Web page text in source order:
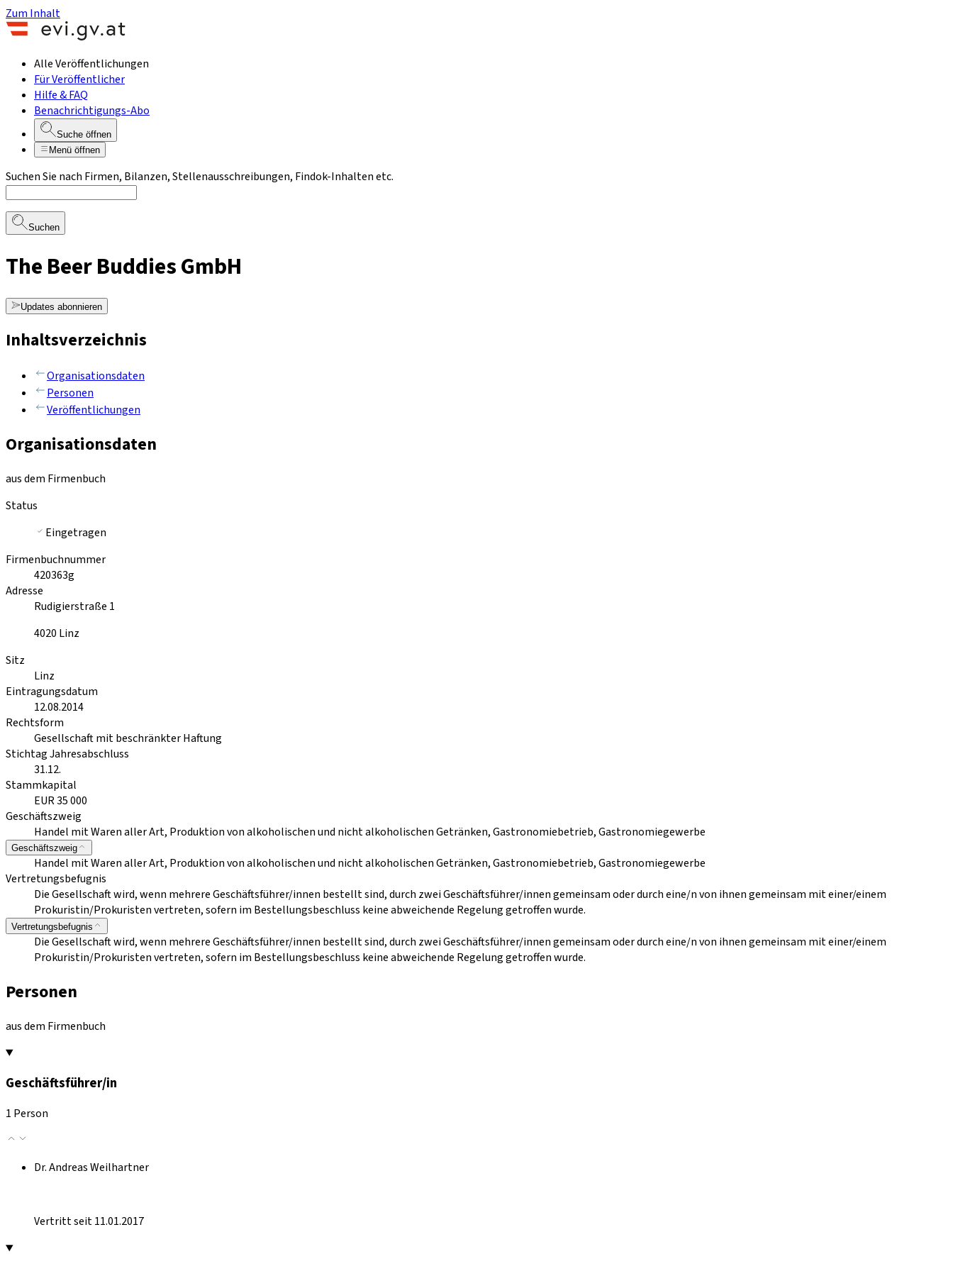
Zum Inhalt
Alle Veröffentlichungen
Für Veröffentlicher
Hilfe & FAQ
Benachrichtigungs-Abo
Suche öffnen
Menü öffnen
Suchen Sie nach Firmen, Bilanzen, Stellenausschreibungen, Findok-Inhalten etc.
Suchen
The Beer Buddies GmbH
Updates abonnieren
Inhaltsverzeichnis
Organisationsdaten
Personen
Veröffentlichungen
Organisationsdaten
aus dem Firmenbuch
Status
Eingetragen
Firmenbuchnummer
420363g
Adresse
Rudigierstraße 1
4020 Linz
Sitz
Linz
Eintragungsdatum
12.08.2014
Rechtsform
Gesellschaft mit beschränkter Haftung
Stichtag Jahresabschluss
31.12.
Stammkapital
EUR 35 000
Geschäftszweig
Handel mit Waren aller Art, Produktion von alkoholischen und nicht alkoholischen Getränken, Gastronomiebetrieb, Gastronomiegewerbe
Geschäftszweig
Handel mit Waren aller Art, Produktion von alkoholischen und nicht alkoholischen Getränken, Gastronomiebetrieb, Gastronomiegewerbe
Vertretungsbefugnis
Die Gesellschaft wird, wenn mehrere Geschäftsführer/innen bestellt sind, durch zwei Geschäftsführer/innen gemeinsam oder durch eine/n von ihnen gemeinsam mit einer/einem
Prokuristin/Prokuristen vertreten, sofern im Bestellungsbeschluss keine abweichende Regelung getroffen wurde.
Vertretungsbefugnis
Die Gesellschaft wird, wenn mehrere Geschäftsführer/innen bestellt sind, durch zwei Geschäftsführer/innen gemeinsam oder durch eine/n von ihnen gemeinsam mit einer/einem
Prokuristin/Prokuristen vertreten, sofern im Bestellungsbeschluss keine abweichende Regelung getroffen wurde.
Personen
aus dem Firmenbuch
Geschäftsführer/in
1 Person
Dr. Andreas Weilhartner
Vertritt seit 11.01.2017